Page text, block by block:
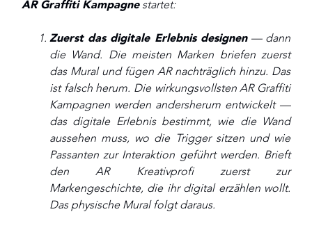
AR Graffiti Kampagnestartet:
Zuerst das digitale Erlebnis designen— dann
die Wand. Die meisten Marken briefen zuerst
das Mural und fügen AR nachträglich hinzu. Das
ist falsch herum. Die wirkungsvollsten AR Graffiti
Kampagnen werden andersherum entwickelt —
das digitale Erlebnis bestimmt, wie die Wand
aussehen muss, wo die Trigger sitzen und wie
Passanten zur Interaktion geführt werden. Brieft
den AR Kreativprofi zuerst zur
Markengeschichte, die ihr digital erzählen wollt.
Das physische Mural folgt daraus.